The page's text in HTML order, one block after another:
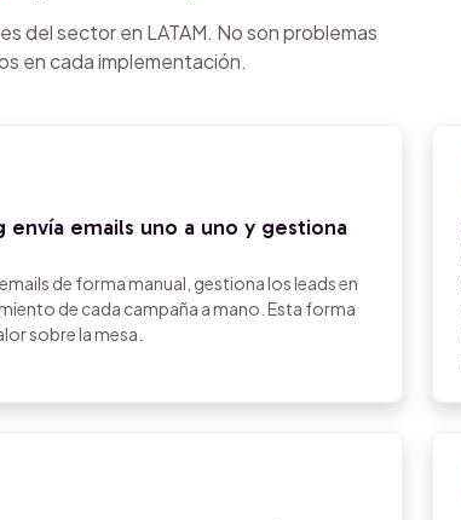
del sector en LATAM. No son problemas
en cada implementación.
emails uno a uno y gestiona
de forma manual, gestiona los leads en
de cada campaña a mano. Esta forma
sobre la mesa.